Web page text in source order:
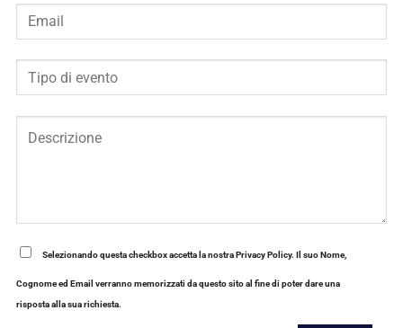
Selezionando questa checkbox accetta la nostra Privacy Policy. Il suo Nome,
Cognome ed Email verranno memorizzati da questo sito al fine di poter dare una
risposta alla sua richiesta.